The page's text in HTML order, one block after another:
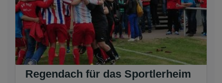
Regendach für das Sportlerheim